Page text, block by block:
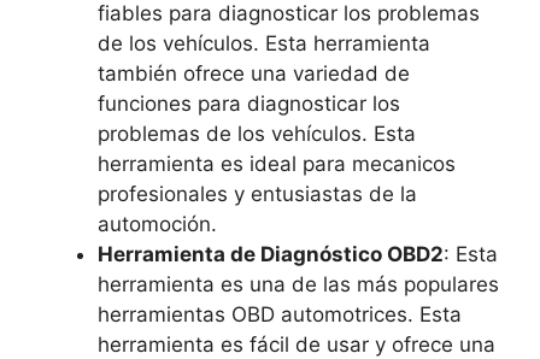
fiables para diagnosticar los problemas
de los vehículos. Esta herramienta
también ofrece una variedad de
funciones para diagnosticar los
problemas de los vehículos. Esta
herramienta es ideal para mecanicos
profesionales y entusiastas de la
automoción.
Herramienta de Diagnóstico OBD2: Esta
herramienta es una de las más populares
herramientas OBD automotrices. Esta
herramienta es fácil de usar y ofrece una